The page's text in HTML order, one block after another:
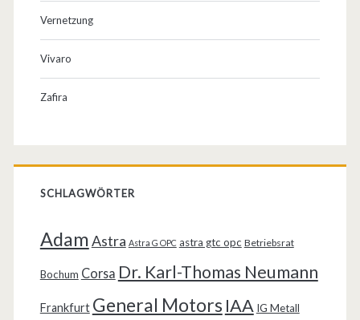
Vernetzung
Vivaro
Zafira
SCHLAGWÖRTER
AdamAstra Astra G OPC astra gtc opc Betriebsrat
Bochum Corsa Dr. Karl-Thomas Neumann
Frankfurt General Motors IAA IG Metall